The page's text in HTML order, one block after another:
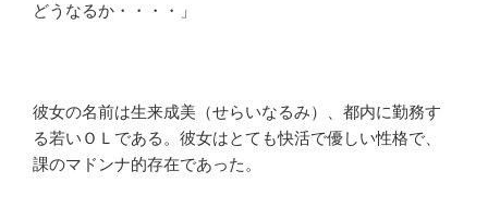
どうなるか・・・・」
彼女の名前は生来成美（せらいなるみ）、都内に勤務す
る若いＯＬである。彼女はとても快活で優しい性格で、
課のマドンナ的存在であった。